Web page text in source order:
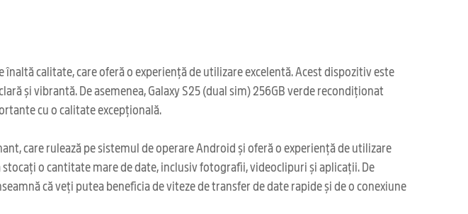
calitate, care oferă o experiență de utilizare excelentă. Acest dispozitiv este
și vibrantă. De asemenea, Galaxy S25 (dual sim) 256GB verde recondiționat
cu o calitate excepțională.
care rulează pe sistemul de operare Android și oferă o experiență de utilizare
o cantitate mare de date, inclusiv fotografii, videoclipuri și aplicații. De
că veți putea beneficia de viteze de transfer de date rapide și de o conexiune